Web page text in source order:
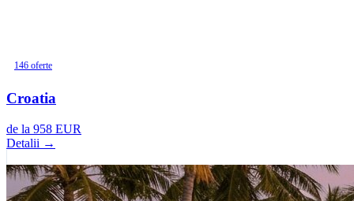
146 oferte
Croatia
de la 958 EUR
Detalii →